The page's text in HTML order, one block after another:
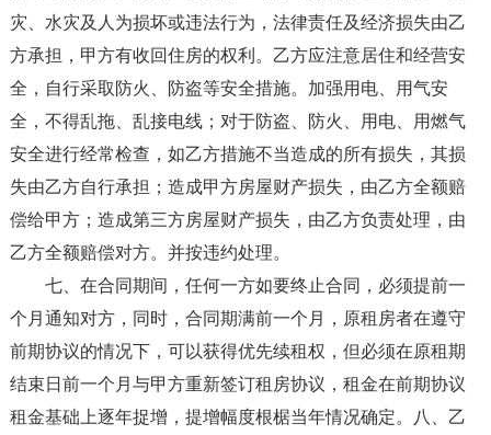
灾、水灾及人为损坏或违法行为，法律责任及经济损失由乙
方承担，甲方有收回住房的权利。乙方应注意居住和经营安
全，自行采取防火、防盗等安全措施。加强用电、用气安
全，不得乱拖、乱接电线；对于防盗、防火、用电、用燃气
安全进行经常检查，如乙方措施不当造成的所有损失，其损
失由乙方自行承担；造成甲方房屋财产损失，由乙方全额赔
偿给甲方；造成第三方房屋财产损失，由乙方负责处理，由
乙方全额赔偿对方。并按违约处理。
七、在合同期间，任何一方如要终止合同，必须提前一
个月通知对方，同时，合同期满前一个月，原租房者在遵守
前期协议的情况下，可以获得优先续租权，但必须在原租期
结束日前一个月与甲方重新签订租房协议，租金在前期协议
租金基础上逐年捉增，提增幅度根椐当年情况确定。八、乙